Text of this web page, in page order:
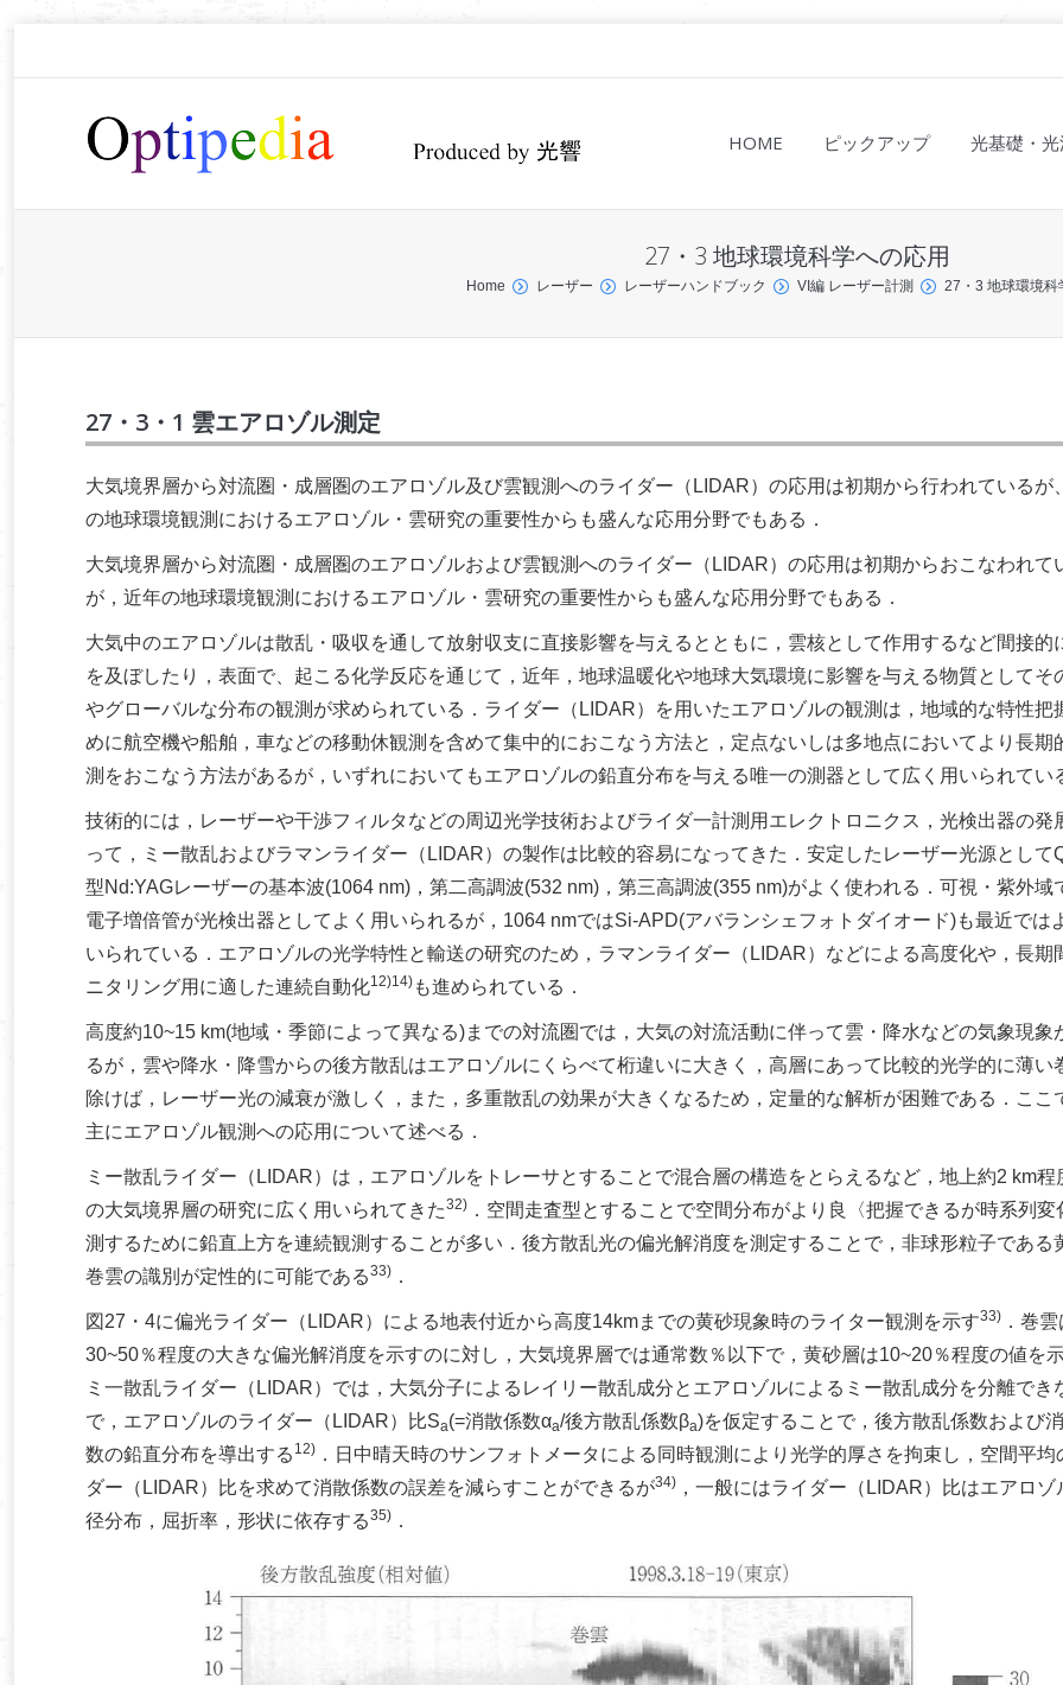
HOME ピックアップ 光基礎・
27・3 地球環境科学への応用
Home レーザー レーザーハンドブック VI編 レーザー計測 27・3 地球環境科
27・3・1 雲エアロゾル測定
大気境界層から対流圏・成層圏のエアロゾル及び雲観測へのライダー（LIDAR）の応用は初期から行われているが
の地球環境観測におけるエアロゾル・雲研究の重要性からも盛んな応用分野でもある．
大気境界層から対流圏・成層圏のエアロゾルおよび雲観測へのライダー（LIDAR）の応用は初期からおこなわれて
が，近年の地球環境観測におけるエアロゾル・雲研究の重要性からも盛んな応用分野でもある．
大気中のエアロゾルは散乱・吸収を通して放射収支に直接影響を与えるとともに，雲核として作用するなど間接的
を及ぼしたり，表面で、起こる化学反応を通じて，近年，地球温暖化や地球大気環境に影響を与える物質としてそ
やグローバルな分布の観測が求められている．ライダー（LIDAR）を用いたエアロゾルの観測は，地域的な特性把
めに航空機や船舶，車などの移動休観測を含めて集中的におこなう方法と，定点ないしは多地点においてより長期
測をおこなう方法があるが，いずれにおいてもエアロゾルの鉛直分布を与える唯一の測器として広く用いられてい
技術的には，レーザーや干渉フィルタなどの周辺光学技術およびライダ一計測用エレクトロニクス，光検出器の発
って，ミー散乱およびラマンライダー（LIDAR）の製作は比較的容易になってきた．安定したレーザー光源として
型Nd:YAGレーザーの基本波(1064 nm)，第二高調波(532 nm)，第三高調波(355 nm)がよく使われる．可視・紫外域
電子増倍管が光検出器としてよく用いられるが，1064 nmではSi-APD(アバランシェフォトダイオード)も最近では
いられている．エアロゾルの光学特性と輸送の研究のため，ラマンライダー（LIDAR）などによる高度化や，長期
ニタリング用に適した連続自動化12)14) も進められている．
高度約10~15 km(地域・季節によって異なる)までの対流圏では，大気の対流活動に伴って雲・降水などの気象現象
るが，雲や降水・降雪からの後方散乱はエアロゾルにくらべて桁違いに大きく，高層にあって比較的光学的に薄い
除けば，レーザー光の減衰が激しく，また，多重散乱の効果が大きくなるため，定量的な解析が困難である．ここ
主にエアロゾル観測への応用について述べる．
ミー散乱ライダー（LIDAR）は，エアロゾルをトレーサとすることで混合層の構造をとらえるなど，地上約2 km程
の大気境界層の研究に広く用いられてきた32) ．空間走査型とすることで空間分布がより良〈把握できるが時系列変
測するために鉛直上方を連続観測することが多い．後方散乱光の偏光解消度を測定することで，非球形粒子である
巻雲の識別が定性的に可能である33) ．
図27・4に偏光ライダー（LIDAR）による地表付近から高度14kmまでの黄砂現象時のライター観測を示す33) ．巻
30~50％程度の大きな偏光解消度を示すのに対し，大気境界層では通常数％以下で，黄砂層は10~20％程度の値を
ミ一散乱ライダー（LIDAR）では，大気分子によるレイリー散乱成分とエアロゾルによるミー散乱成分を分離でき
で，エアロゾルのライダー（LIDAR）比Sa(=消散係数αa/後方散乱係数βa)を仮定することで，後方散乱係数および
数の鉛直分布を導出する 12) ．日中晴天時のサンフォトメータによる同時観測により光学的厚さを拘束し，空間平均
ダー（LIDAR）比を求めて消散係数の誤差を減らすことができるが34) ，一般にはライダー（LIDAR）比はエアロゾ
径分布，屈折率，形状に依存する35) ．